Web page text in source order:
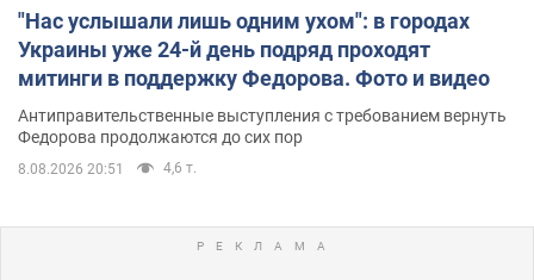
"Нас услышали лишь одним ухом": в городах
Украины уже 24-й день подряд проходят
митинги в поддержку Федорова. Фото и видео
Антиправительственные выступления с требованием вернуть
Федорова продолжаются до сих пор
8.08.2026 20:51 4,6 т.